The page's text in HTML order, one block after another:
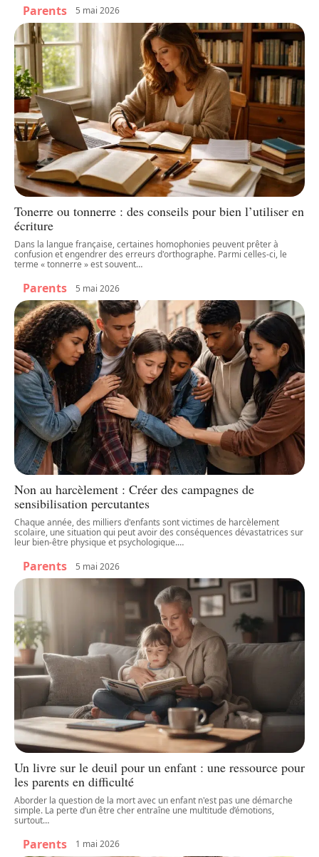
Parents 5 mai 2026
Tonerre ou tonnerre : des conseils pour bien l’utiliser en
écriture
Dans la langue française, certaines homophonies peuvent prêter à
confusion et engendrer des erreurs d'orthographe. Parmi celles-ci, le
terme « tonnerre » est souvent…
Parents 5 mai 2026
Non au harcèlement : Créer des campagnes de
sensibilisation percutantes
Chaque année, des milliers d'enfants sont victimes de harcèlement
scolaire, une situation qui peut avoir des conséquences dévastatrices sur
leur bien-être physique et psychologique.…
Parents 5 mai 2026
Un livre sur le deuil pour un enfant : une ressource pour
les parents en difficulté
Aborder la question de la mort avec un enfant n'est pas une démarche
simple. La perte d’un être cher entraîne une multitude d’émotions,
surtout…
Parents 1 mai 2026